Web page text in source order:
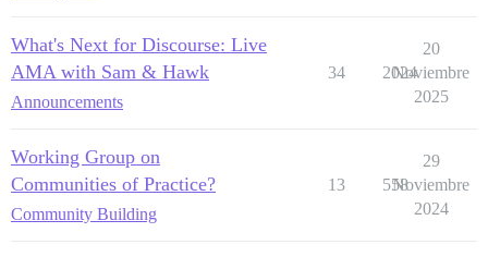
What's Next for Discourse: Live
AMA with Sam & Hawk
Announcements
34 2024
20
Noviembre
2025
Working Group on
Communities of Practice?
Community Building
13 558
29
Noviembre
2024